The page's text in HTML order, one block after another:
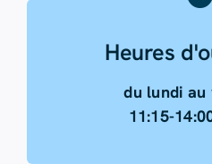
Heures
du lundi au
11:15-